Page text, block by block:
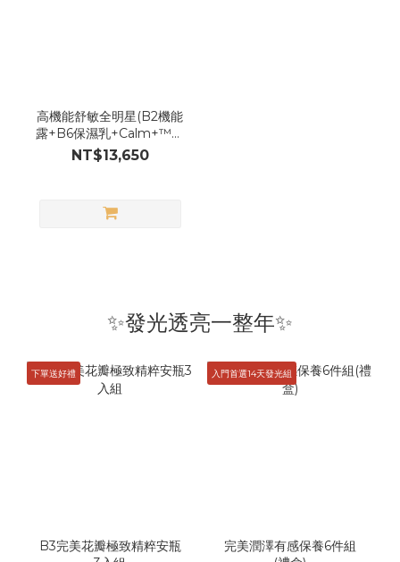
高機能舒敏全明星(B2機能
露+B6保濕乳+Calm+™補
水面膜1盒+B3安瓶3入組)
NT$13,650
✨發光透亮一整年✨
下單送好禮
B3完美花瓣極致精粹安瓶
入門首選14天發光組
完美潤澤有感保養6件組